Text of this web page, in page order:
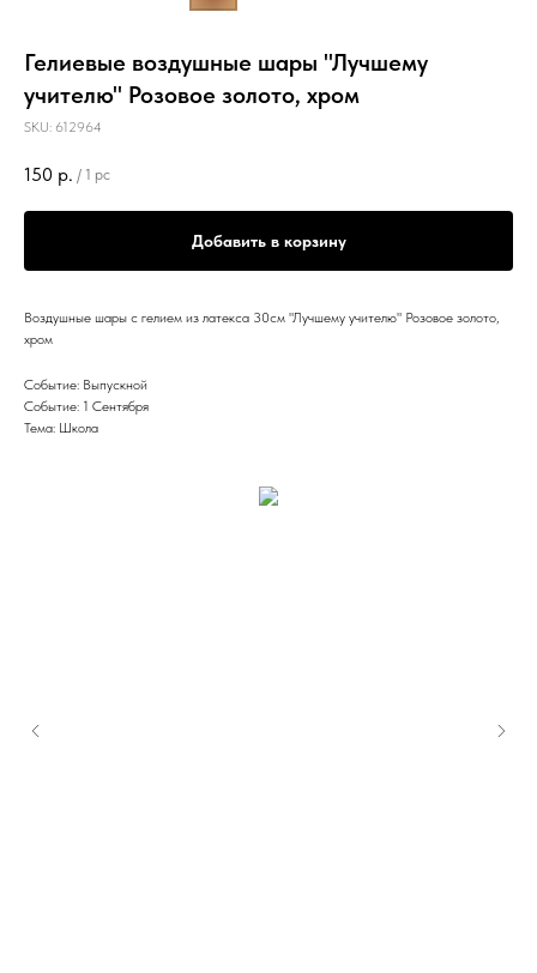
Гелиевые воздушные шары "Лучшему
учителю" Розовое золото, хром
SKU: 612964
150 р. / 1 pc
Добавить в корзину
Воздушные шары с гелием из латекса 30см "Лучшему учителю" Розовое золото,
хром
Событие: Выпускной
Событие: 1 Сентября
Тема: Школа